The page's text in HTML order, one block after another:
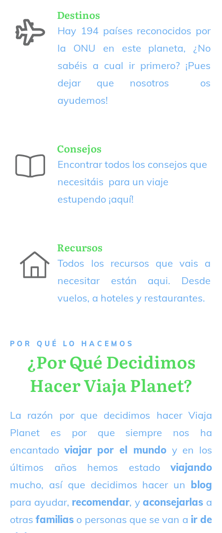
Destinos
Hay 194 países reconocidos por
la ONU en este planeta, ¿No
sabéis a cual ir primero? ¡Pues
dejar que nosotros os
ayudemos!
Consejos
Encontrar todos los consejos que
necesitáis para un viaje
estupendo ¡aquí!
Recursos
Todos los recursos que vais a
necesitar están aqui. Desde
vuelos, a hoteles y restaurantes.
P OR QUÉ LO HACEMOS
¿Por Qué Decidimos
Hacer Viaja Planet?
La razón por que decidimos hacer Viaja
Planet es por que siempre nos ha
encantado viajar por el mundoy en los
últimos años hemos estado viajando
mucho, así que decidimos hacer un blog
para ayudar, recomendar, yaconsejarlas a
otrasfamilias o personas que se van a ir de